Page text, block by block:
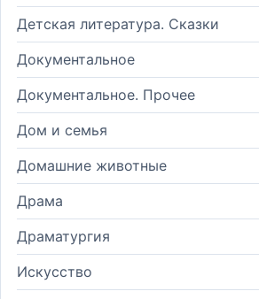
Детская литература. Сказки
Документальное
Документальное. Прочее
Дом и семья
Домашние животные
Драма
Драматургия
Искусство